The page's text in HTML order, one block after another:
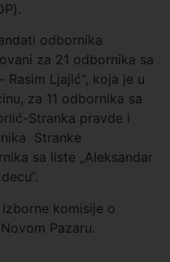
odbornika
za 21 odbornika sa
Ljajić“, koja je u
za 11 odbornika sa
Stranka pravde i
Stranke
sa liste „Aleksandar
komisije o
Pazaru.